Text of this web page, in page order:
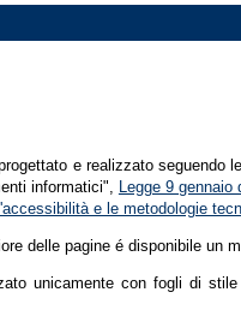
e realizzato seguendo
informatici", Legge 9 gennaio
e le metodologie
delle pagine é disponibile un
unicamente con fogli di